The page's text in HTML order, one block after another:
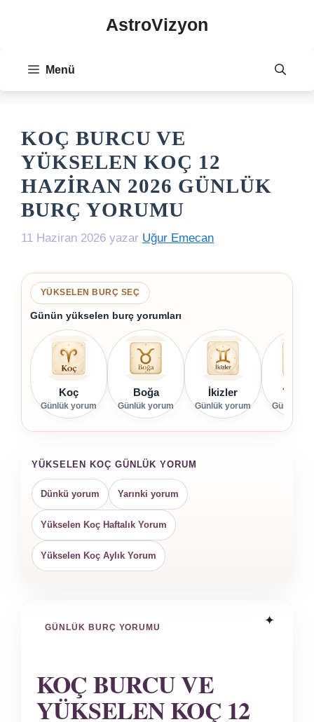
AstroVizyon
Menü
KOÇ BURCU VE
YÜKSELEN KOÇ 12
HAZIRAN 2026 GÜNLÜK
BURÇ YORUMU
11 Haziran 2026 yazar Uğur Emecan
YÜKSELEN BURÇ SEÇ
Günün yükselen burç yorumları
Koç
Günlük yorum
Boğa
Günlük yorum
İkizler
Günlük yorum Günlük
YÜKSELEN KOÇ GÜNLÜK YORUM
Dünkü yorum Yarınki yorum
Yükselen Koç Haftalık Yorum
Yükselen Koç Aylık Yorum
GÜNLÜK BURÇ YORUMU
KOÇ BURCU VE
YÜKSELEN KOÇ 12